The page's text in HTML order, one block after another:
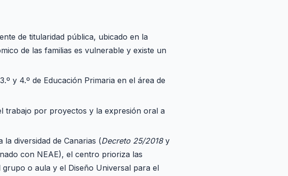
de titularidad pública, ubicado en la
de las familias es vulnerable y existe un
y 4.º de Educación Primaria en el área de
trabajo por proyectos y la expresión oral a
diversidad de Canarias (Decreto 25/2018y
con NEAE), el centro prioriza las
grupo o aula y el Diseño Universal para el